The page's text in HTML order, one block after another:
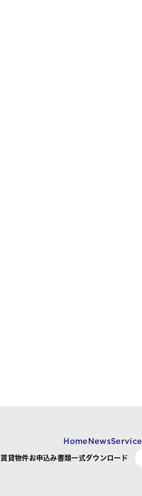
HomeNewsService
賃貸物件お申込み書類一式ダウンロード